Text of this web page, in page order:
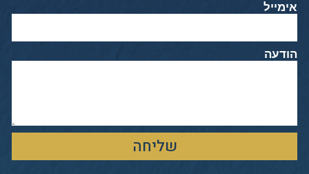
אימייל
הודעה
שליחה